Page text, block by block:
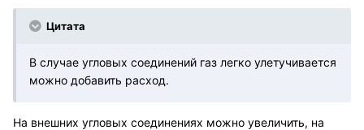
Цитата
В случае угловых соединений газ легко улетучивается
можно добавить расход.
На внешних угловых соединениях можно увеличить, на